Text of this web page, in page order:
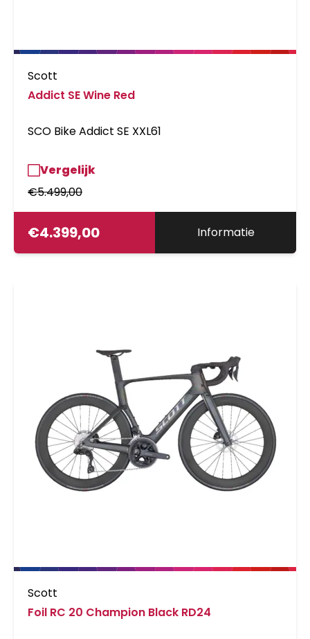
Scott
Addict SE Wine Red
SCO Bike Addict SE XXL61
Vergelijk
€5.499,00
€4.399,00 Informatie
Scott
Foil RC 20 Champion Black RD24